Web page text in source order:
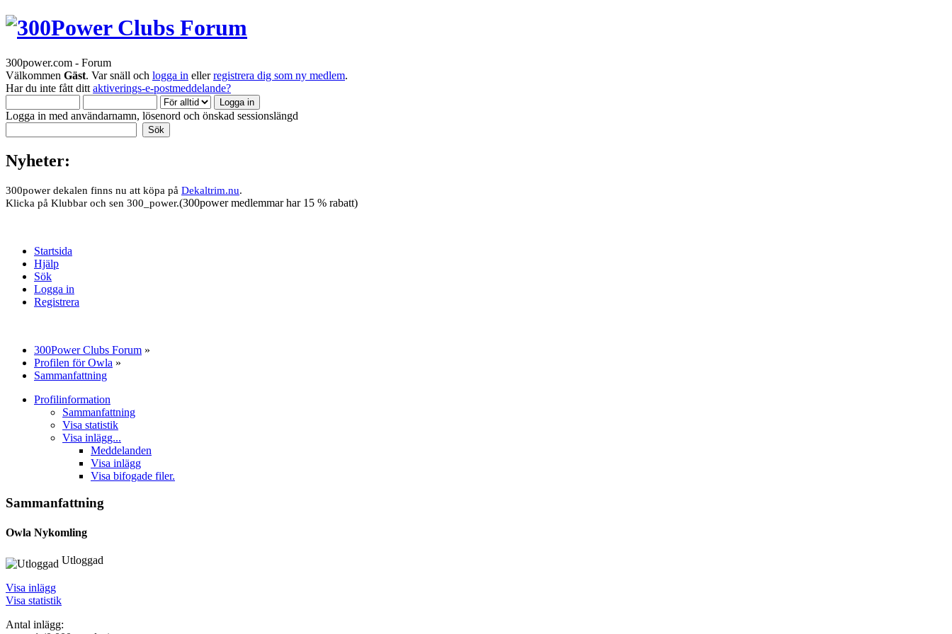
300power.com - Forum
Välkommen Gäst. Var snäll och logga in ellerregistrera dig som ny medlem.
Har du inte fått ditt aktiverings-e-postmeddelande?
Logga in med användarnamn, lösenord och önskad sessionslängd
Nyheter:
300power dekalen finns nu att köpa på Dekaltrim.nu.
Klicka på Klubbar och sen 300_power.(300power medlemmar har 15 % rabatt)
Startsida
Hjälp
Sök
Logga in
Registrera
300Power Clubs Forum »
Profilen för Owla »
Sammanfattning
Profilinformation
Sammanfattning
Visa statistik
Visa inlägg...
Meddelanden
Visa inlägg
Visa bifogade filer.
Sammanfattning
Owla Nykomling
Utloggad
Visa inlägg
Visa statistik
Antal inlägg: